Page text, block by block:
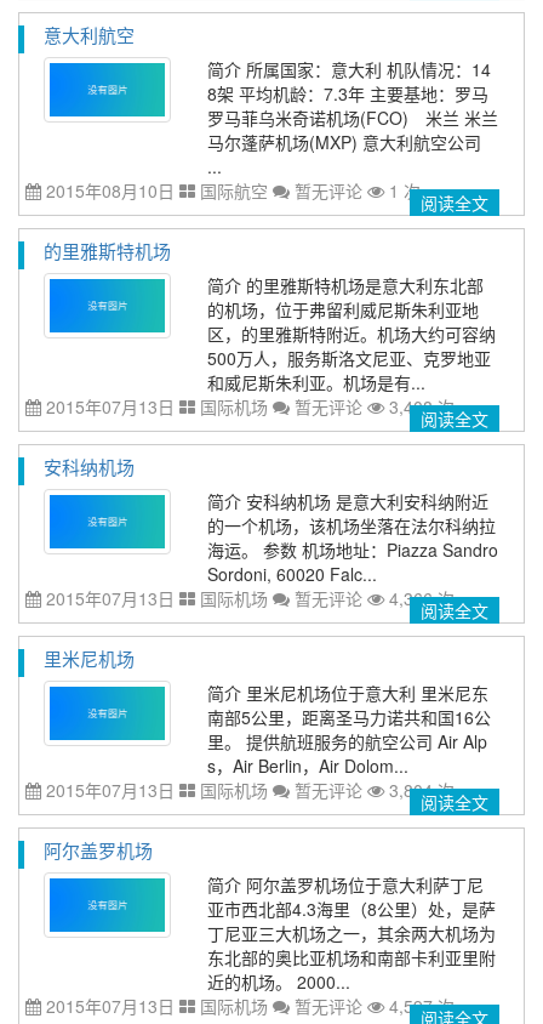
意大利航空
简介 所属国家：意大利 机队情况：14
8架 平均机龄：7.3年 主要基地：罗马
罗马菲乌米奇诺机场(FCO) 米兰 米兰
马尔蓬萨机场(MXP) 意大利航空公司
...
2015年08月10日
国际航空 暂无评论 1 次阅读全文
的里雅斯特机场
简介 的里雅斯特机场是意大利东北部
的机场，位于弗留利威尼斯朱利亚地
区，的里雅斯特附近。机场大约可容纳
500万人，服务斯洛文尼亚、克罗地亚
和威尼斯朱利亚。机场是有...
2015年07月13日
国际机场 暂无评论 3,408 次阅读全文
安科纳机场
简介 安科纳机场 是意大利安科纳附近
的一个机场，该机场坐落在法尔科纳拉
海运。 参数 机场地址：Piazza Sandro
Sordoni, 60020 Falc...
2015年07月13日
国际机场 暂无评论 4,366 次阅读全文
里米尼机场
简介 里米尼机场位于意大利 里米尼东
南部5公里，距离圣马力诺共和国16公
里。 提供航班服务的航空公司 Air Alp
s，Air Berlin，Air Dolom...
2015年07月13日
国际机场 暂无评论 3,804 次阅读全文
阿尔盖罗机场
简介 阿尔盖罗机场位于意大利萨丁尼
亚市西北部4.3海里（8公里）处，是萨
丁尼亚三大机场之一，其余两大机场为
东北部的奥比亚机场和南部卡利亚里附
近的机场。 2000...
2015年07月13日
国际机场 暂无评论 4,597 次阅读全文